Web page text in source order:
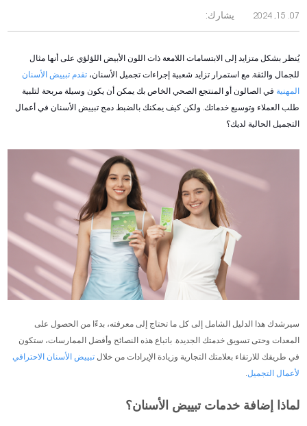
07. 15, 2024 يشارك:
يُنظر بشكل متزايد إلى الابتسامات اللامعة ذات اللون الأبيض اللؤلؤي على أنها مثال
للجمال والثقة. مع استمرار تزايد شعبية إجراءات تجميل الأسنان،تقدم تبييض الأسنان
المهنية في الصالون أو المنتجع الصحي الخاص بك يمكن أن يكون وسيلة مربحة لتلبية
طلب العملاء وتوسيع خدماتك. ولكن كيف يمكنك بالضبط دمج تبييض الأسنان في أعمال
التجميل الحالية لديك؟
سيرشدك هذا الدليل الشامل إلى كل ما تحتاج إلى معرفته، بدءًا من الحصول على
المعدات وحتى تسويق خدمتك الجديدة. باتباع هذه النصائح وأفضل الممارسات، ستكون
في طريقك للارتقاء بعلامتك التجارية وزيادة الإيرادات من خلالتبييض الأسنان الاحترافي
لأعمال التجميل.
لماذا إضافة خدمات تبييض الأسنان؟